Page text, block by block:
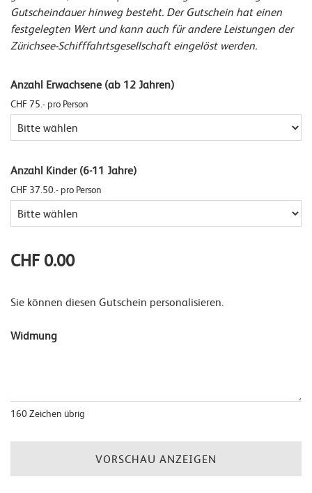
Gutscheindauer hinweg besteht. Der Gutschein hat einen
festgelegten Wert und kann auch für andere Leistungen der
Zürichsee-Schifffahrtsgesellschaft eingelöst werden.
Anzahl Erwachsene (ab 12 Jahren)
CHF 75.- pro Person
Anzahl Kinder (6-11 Jahre)
CHF 37.50.- pro Person
CHF 0.00
Sie können diesen Gutschein personalisieren.
Widmung
160Zeichen übrig
VORSCHAU ANZEIGEN